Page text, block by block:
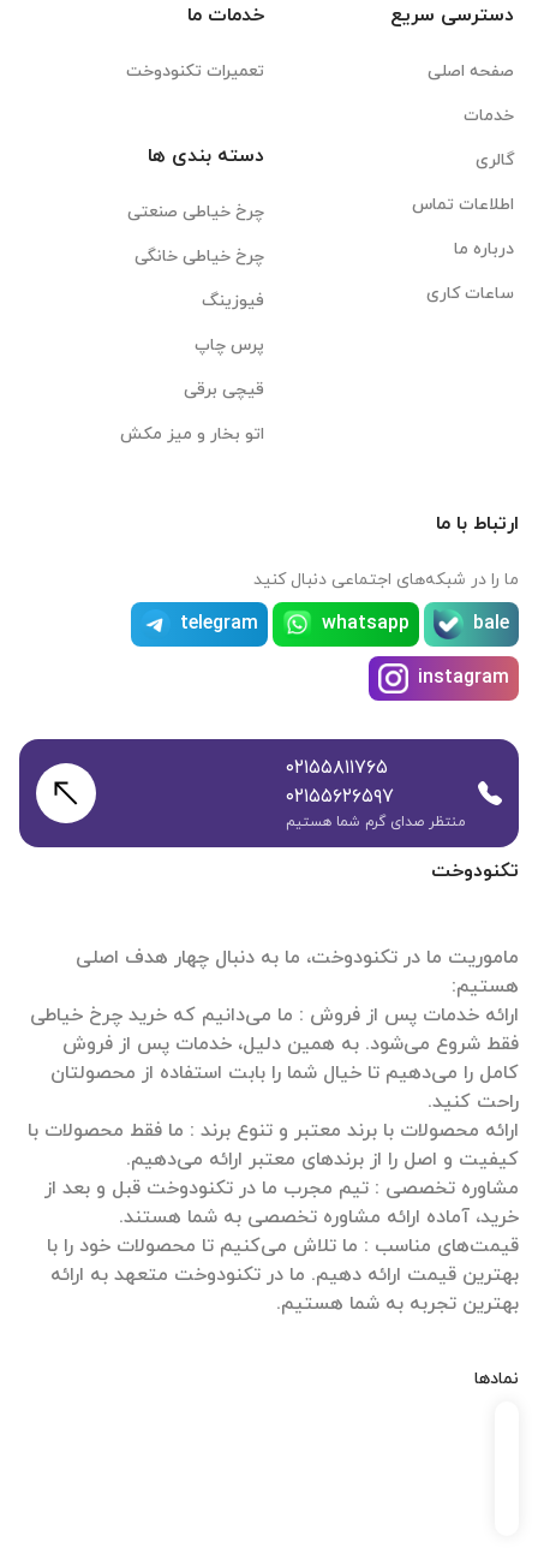
تکنودوخت
ماموریت ما در تکنودوخت، ما به دنبال چهار هدف اصلی
ارائه خدمات پس از فروش : ما می‌دانیم که خرید چرخ خیاطی
فقط شروع می‌شود. به همین دلیل، خدمات پس از فروش
کامل را می‌دهیم تا خیال شما را بابت استفاده از محصولتان
ارائه محصولات با برند معتبر و تنوع برند : ما فقط محصولات با
مشاوره تخصصی : تیم مجرب ما در تکنودوخت قبل و بعد از
قیمت‌های مناسب : ما تلاش می‌کنیم تا محصولات خود را با
بهترین قیمت ارائه دهیم. ما در تکنودوخت متعهد به ارائه
بهترین تجربه به شما هستیم.
نمادها
دسترسی سریع
صفحه اصلی
خدمات
گالری
اطلاعات تماس
درباره ما
ساعات کاری
خدمات ما
تعمیرات تکنودوخت
دسته بندی ها
چرخ خیاطی صنعتی
چرخ خیاطی خانگی
فیوزینگ
پرس چاپ
قیچی برقی
اتو بخار و میز مکش
ارتباط با ما
ما را در شبکه‌های اجتماعی دنبال کنید
bale
whatsapp
telegram
instagram
۰۲۱۵۵۸۱۱۷۶۵
۰۲۱۵۵۶۲۶۵۹۷
منتظر صدای گرم شما هستیم